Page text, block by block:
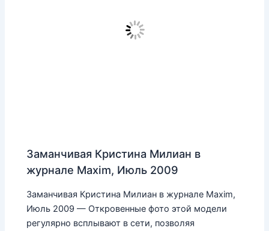
Заманчивая Кристина Милиан в
журнале Maxim, Июль 2009
Заманчивая Кристина Милиан в журнале Maxim,
Июль 2009 — Откровенные фото этой модели
регулярно всплывают в сети, позволяя